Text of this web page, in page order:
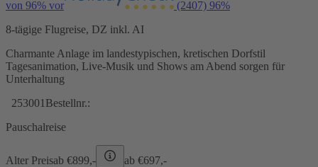
von 96% vor (2407) 96%
8-tägige Flugreise, DZ inkl. AI
Charmante Anlage im landestypischen, kretischen Dorfstil
Tagesanimation, Live-Musik und Shows am Abend sorgen für
Unterhaltung
253001 Bestellnr.:
Pauschalreise
Alter Preisab €899,- ab €697,-